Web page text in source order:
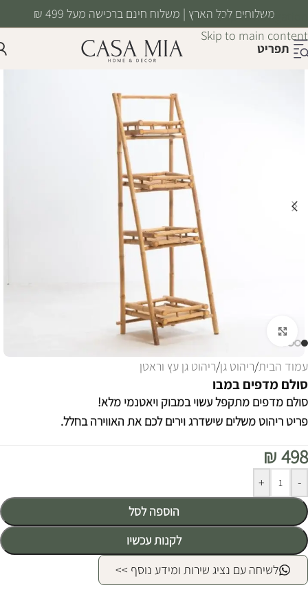
Skip to navigation
Skip to main content
משלוחים לכל הארץ | משלוח חינם ברכישה מעל 499 ₪
תפריט
לחצו להגדלה
עמוד הבית/ריהוט גן/ריהוט גן עץ וראטן
סולם מדפים במבו
סולם מדפים מתקפל עשוי במבוק ויאטנמי מלא!
פריט ריהוט משלים שישדרג וירים לכם את האווירה בחלל.
₪498
-
+
הוספה לסל
לקנות עכשיו
Alternative:
לשיחה עם נציג שירות ומידע נוסף >>